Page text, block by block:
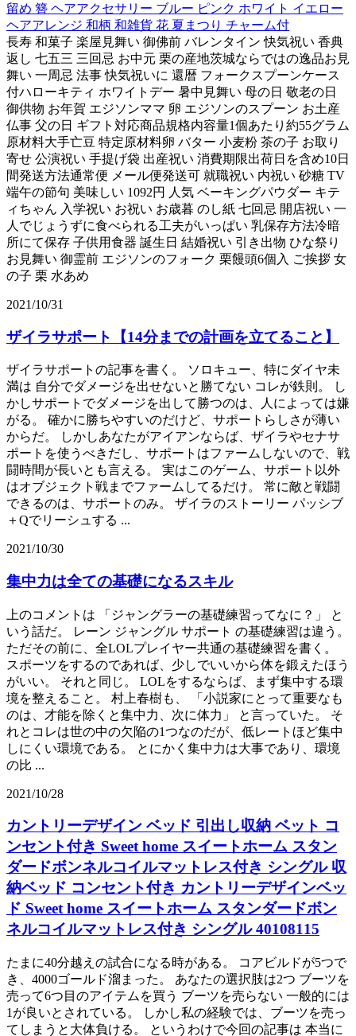
留め 簪 ヘアアクセサリー ブルー ピンク ホワイト イエロー
ヘアアレンジ 和柄 和雑貨 花 夏まつり チャーム付
長寿 和菓子 楽屋見舞い 御佛前 バレンタイン 快気祝い 香典
返し 七五三 三回忌 お中元 栗の産地茨城ならではの逸品お見
舞い 一周忌 法事 快気祝いに 還暦 フォークスプーンケース
付ハローキティ ホワイトデー 暑中見舞い 母の日 敬老の日
御供物 お年賀 エジソンママ 卵 エジソンのスプーン お土産
仏事 父の日 ギフト対応商品規格内容量1個あたり約55グラム
原材料大手亡豆 特定原材料卵 バター 小麦粉 茶の子 お取り
寄せ 公演祝い 手提げ袋 出産祝い 消費期限出荷日を含め10日
間発送方法通常便 メール便発送可 就職祝い 内祝い 砂糖 TV
端午の節句 美味しい 1092円 人気 ベーキングパウダー キテ
ィちゃん 入学祝い お祝い お歳暮 のし紙 七回忌 開店祝い 一
人でじょうずに食べられる工夫がいっぱい 乳保存方法冷暗
所にて保存 子供用食器 誕生日 結婚祝い 引き出物 ひな祭り
お見舞い 御霊前 エジソンのフォーク 栗饅頭6個入 ご挨拶 女
の子 栗 水あめ
2021/10/31
ザイラサポート【14分までの計画を立てること】
ザイラサポートの記事を書く。 ソロキュー、特にダイヤ未
満は 自分でダメージを出せないと勝てない コレが鉄則。 し
かしサポートでダメージを出して勝つのは、人によっては嫌
がる。 確かに勝ちやすいのだけど、サポートらしさが薄い
からだ。 しかしあなたがアイアンならば、ザイラやセナサ
ポートを使うべきだし、サポートはファームしないので、戦
闘時間が長いとも言える。 実はこのゲーム、サポート以外
はオブジェクト戦までファームしてるだけ。 常に敵と戦闘
できるのは、サポートのみ。 ザイラのストーリー パッシブ
＋Qでリーシュする ...
2021/10/30
集中力は全ての基礎になるスキル
上のコメントは 「ジャングラーの基礎練習ってなに？」 と
いう話だ。 レーン ジャングル サポート の基礎練習は違う。
ただその前に、全LOLプレイヤー共通の基礎練習を書く。
スポーツをするのであれば、少しでいいから体を鍛えたほう
がいい。 それと同じ。 LOLをするならば、まず集中する環
境を整えること。 村上春樹も、 「小説家にとって重要なも
のは、才能を除くと集中力、次に体力」 と言っていた。 そ
れとコレは世の中の欠陥の1つなのだが、低レートほど集中
しにくい環境である。 とにかく集中力は大事であり、環境
の比 ...
2021/10/28
カントリーデザイン ベッド 引出し収納 ベット コ
ンセント付き Sweet home スイートホーム スタン
ダードボンネルコイルマットレス付き シングル 収
納ベッド コンセント付き カントリーデザインベッ
ド Sweet home スイートホーム スタンダードボン
ネルコイルマットレス付き シングル 40108115
たまに40分越えの試合になる時がある。 コアビルドが5つで
き、4000ゴールド溜まった。 あなたの選択肢は2つ ブーツを
売って6つ目のアイテムを買う ブーツを売らない 一般的には
1が良いとされている。 しかし私の経験では、ブーツを売っ
てしまうと大体負ける。 というわけで今回の記事は 本当に